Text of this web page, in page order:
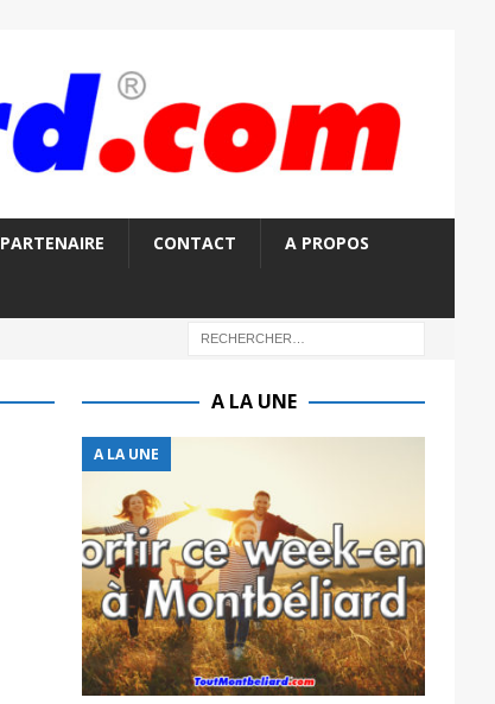
PARTENAIRE CONTACT A PROPOS
A LA UNE
A LA UNE